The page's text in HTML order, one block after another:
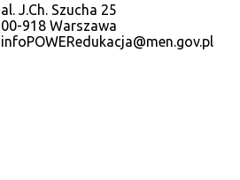
al. J.Ch. Szucha 25
00-918 Warszawa
infoPOWERedukacja@men.gov.pl